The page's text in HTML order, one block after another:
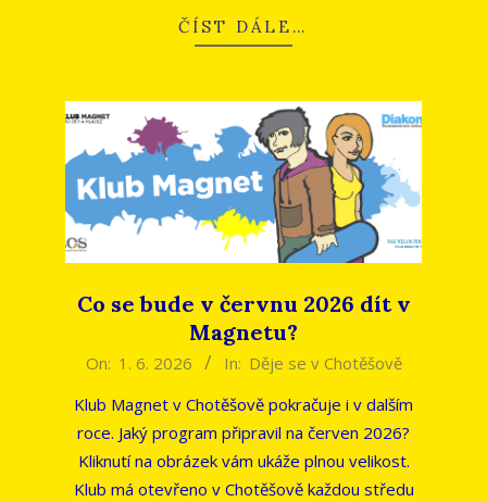
ČÍST DÁLE…
Co se bude v červnu 2026 dít v
Magnetu?
2026-
01
On: 1. 6. 2026 In: Děje se v Chotěšově
Klub Magnet v Chotěšově pokračuje i v dalším
roce. Jaký program připravil na červen 2026?
Kliknutí na obrázek vám ukáže plnou velikost.
Klub má otevřeno v Chotěšově každou středu